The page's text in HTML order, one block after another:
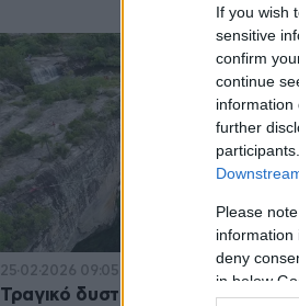
If you wish
sensitive
confirm
continue
information
further
Please
information
deny
in below
25·02·2026 09:05
Τραγικό δυστύχημα στη Βραζιλία: